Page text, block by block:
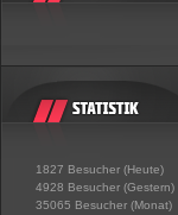
1827 Besucher (Heute)
4928 Besucher (Gestern)
35065 Besucher (Monat)